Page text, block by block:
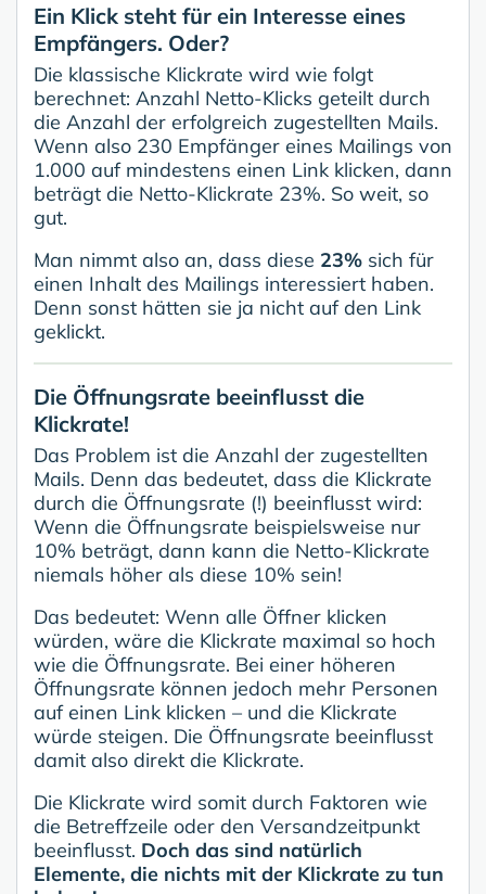
Ein Klick steht für ein Interesse eines
Empfängers. Oder?
Die klassische Klickrate wird wie folgt
berechnet: Anzahl Netto-Klicks geteilt durch
die Anzahl der erfolgreich zugestellten Mails.
Wenn also 230 Empfänger eines Mailings von
1.000 auf mindestens einen Link klicken, dann
beträgt die Netto-Klickrate 23%. So weit, so
gut.
Man nimmt also an, dass diese 23% sich für
einen Inhalt des Mailings interessiert haben.
Denn sonst hätten sie ja nicht auf den Link
geklickt.
Die Öffnungsrate beeinflusst die
Klickrate!
Das Problem ist die Anzahl der zugestellten
Mails. Denn das bedeutet, dass die Klickrate
durch die Öffnungsrate (!) beeinflusst wird:
Wenn die Öffnungsrate beispielsweise nur
10% beträgt, dann kann die Netto-Klickrate
niemals höher als diese 10% sein!
Das bedeutet: Wenn alle Öffner klicken
würden, wäre die Klickrate maximal so hoch
wie die Öffnungsrate. Bei einer höheren
Öffnungsrate können jedoch mehr Personen
auf einen Link klicken – und die Klickrate
würde steigen. Die Öffnungsrate beeinflusst
damit also direkt die Klickrate.
Die Klickrate wird somit durch Faktoren wie
die Betreffzeile oder den Versandzeitpunkt
beeinflusst. Doch das sind natürlich
Elemente, die nichts mit der Klickrate zu tun